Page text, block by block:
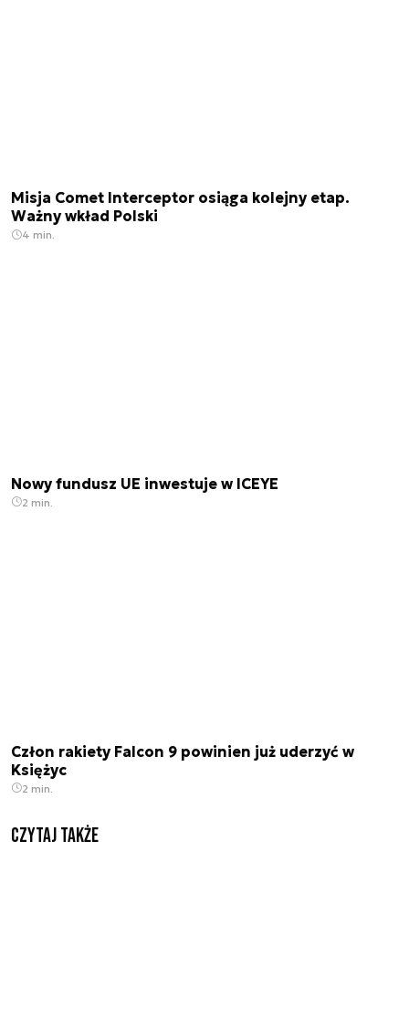
Misja Comet Interceptor osiąga kolejny etap.
Ważny wkład Polski
4 min.
Nowy fundusz UE inwestuje w ICEYE
2 min.
Człon rakiety Falcon 9 powinien już uderzyć w
Księżyc
2 min.
Czytaj także